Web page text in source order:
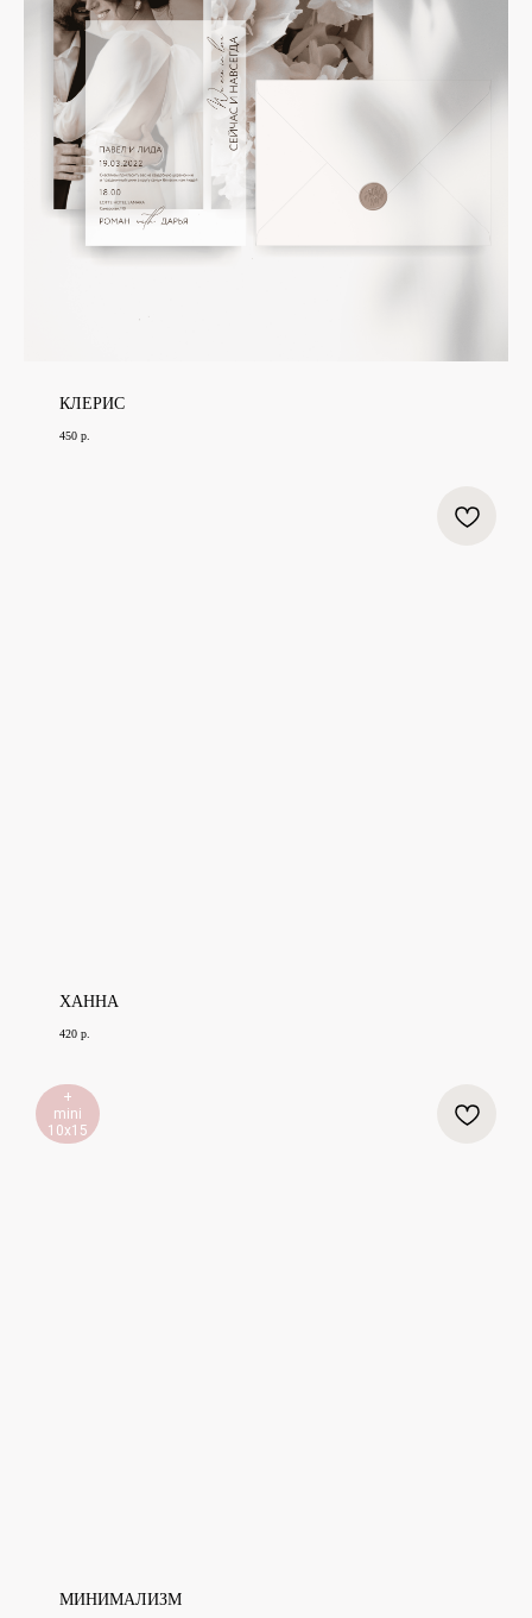
КЛЕРИС
450 р.
ХАННА
420 р.
+
mini
10х15
МИНИМАЛИЗМ